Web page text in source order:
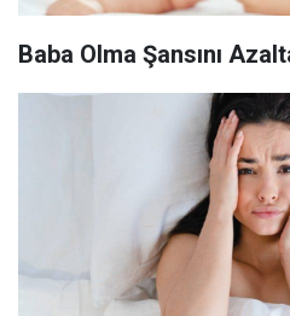
Baba Olma Şansını